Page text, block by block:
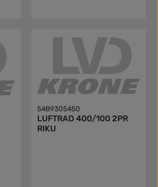
54B9305450
LUFTRAD 400/100 2PR
RIKU